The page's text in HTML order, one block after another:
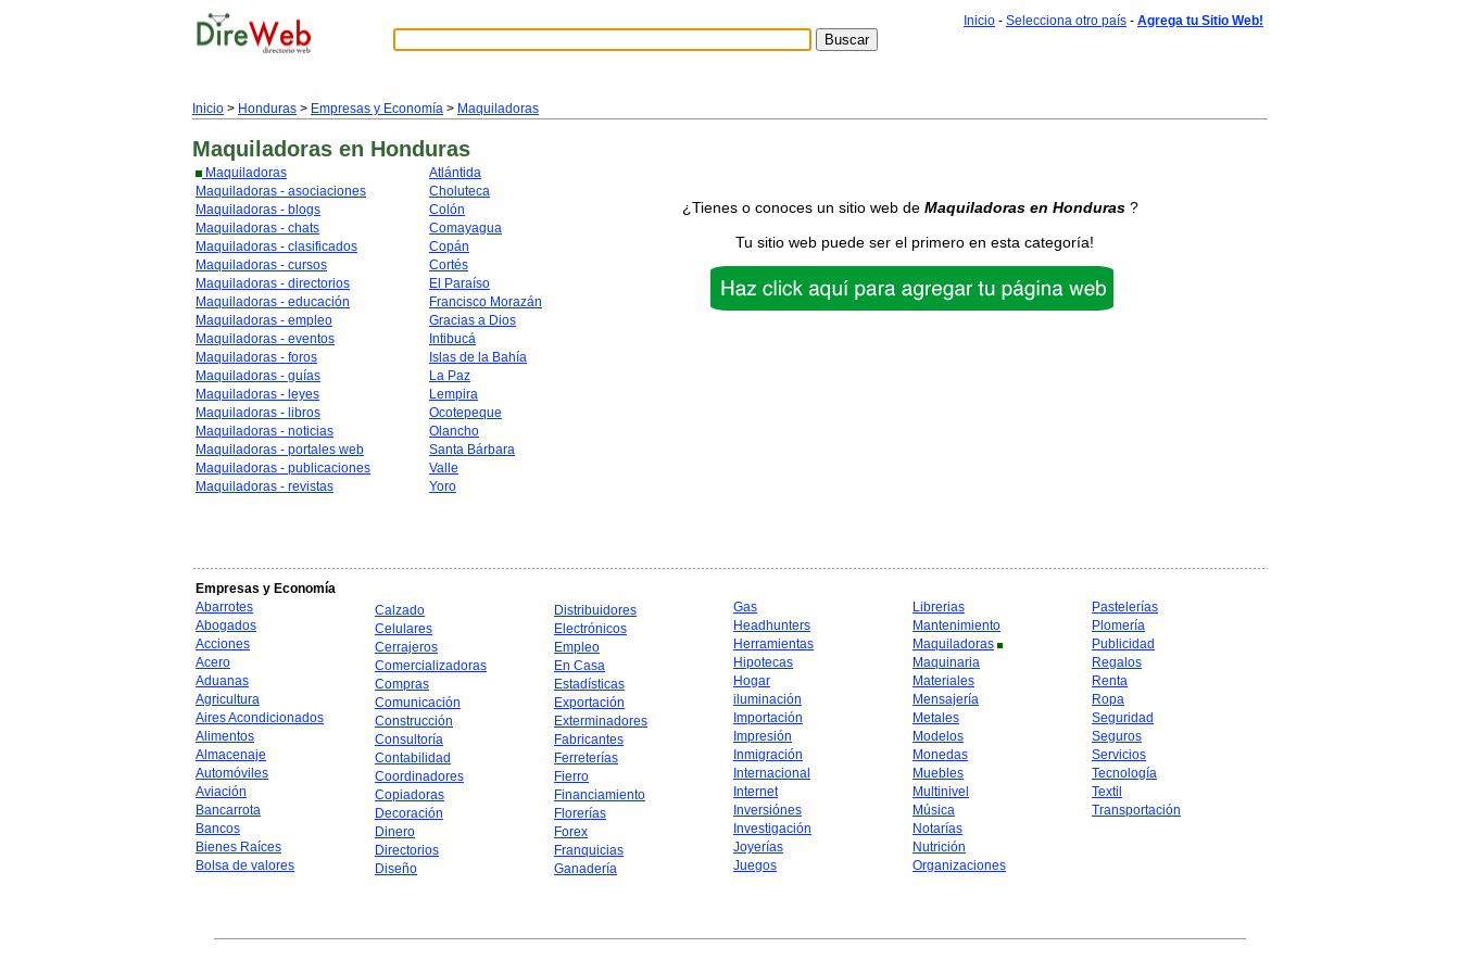
Inicio - Selecciona otro país - Agrega tu Sitio Web!
Inicio > Honduras > Empresas y Economía > Maquiladoras
Maquiladoras en Honduras
Maquiladoras
Maquiladoras - asociaciones
Maquiladoras - blogs
Maquiladoras - chats
Maquiladoras - clasificados
Maquiladoras - cursos
Maquiladoras - directorios
Maquiladoras - educación
Maquiladoras - empleo
Maquiladoras - eventos
Maquiladoras - foros
Maquiladoras - guías
Maquiladoras - leyes
Maquiladoras - libros
Maquiladoras - noticias
Maquiladoras - portales web
Maquiladoras - publicaciones
Maquiladoras - revistas
Atlántida
Choluteca
Colón
Comayagua
Copán
Cortés
El Paraíso
Francisco Morazán
Gracias a Dios
Intibucá
Islas de la Bahía
La Paz
Lempira
Ocotepeque
Olancho
Santa Bárbara
Valle
Yoro
¿Tienes o conoces un sitio web de Maquiladoras en Honduras?
Tu sitio web puede ser el primero en esta categoría!
Empresas y Economía
Abarrotes
Abogados
Acciones
Acero
Aduanas
Agricultura
Aires Acondicionados
Alimentos
Almacenaje
Automóviles
Aviación
Bancarrota
Bancos
Bienes Raíces
Bolsa de valores
Calzado
Celulares
Cerrajeros
Comercializadoras
Compras
Comunicación
Construcción
Consultoría
Contabilidad
Coordinadores
Copiadoras
Decoración
Dinero
Directorios
Diseño
Distribuidores
Electrónicos
Empleo
En Casa
Estadísticas
Exportación
Exterminadores
Fabricantes
Ferreterías
Fierro
Financiamiento
Florerías
Forex
Franquicias
Ganadería
Gas
Headhunters
Herramientas
Hipotecas
Hogar
iluminación
Importación
Impresión
Inmigración
Internacional
Internet
Inversiónes
Investigación
Joyerías
Juegos
Librerias
Mantenimiento
Maquiladoras
Maquinaria
Materiales
Mensajería
Metales
Modelos
Monedas
Muebles
Multinivel
Música
Notarías
Nutrición
Organizaciones
Pastelerías
Plomería
Publicidad
Regalos
Renta
Ropa
Seguridad
Seguros
Servicios
Tecnología
Textil
Transportación